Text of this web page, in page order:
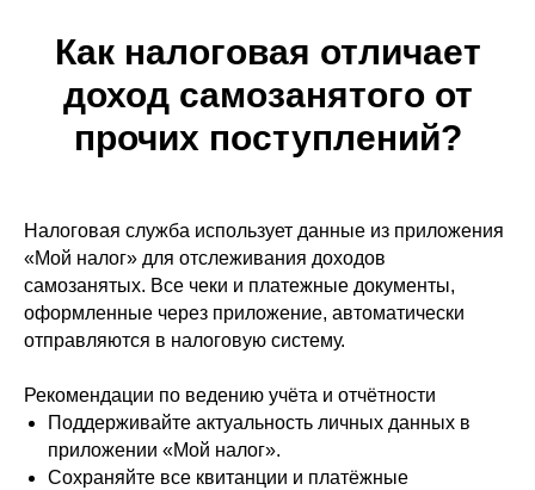
Как налоговая отличает
доход самозанятого от
прочих поступлений?
Налоговая служба использует данные из приложения
«Мой налог» для отслеживания доходов
самозанятых. Все чеки и платежные документы,
оформленные через приложение, автоматически
отправляются в налоговую систему.
Рекомендации по ведению учёта и отчётности
Поддерживайте актуальность личных данных в
приложении «Мой налог».
Сохраняйте все квитанции и платёжные